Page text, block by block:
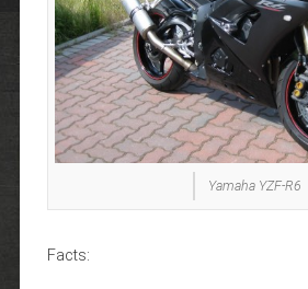
Yamaha YZF-R6
Facts: